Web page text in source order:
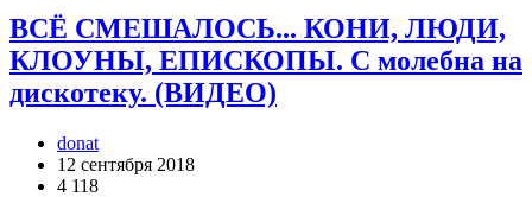
ВСЁ СМЕШАЛОСЬ... КОНИ, ЛЮДИ,
КЛОУНЫ, ЕПИСКОПЫ. С молебна на
дискотеку. (ВИДЕО)
donat
12 сентября 2018
4 118